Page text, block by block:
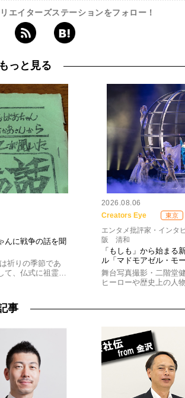
エイターズステーションをフォロー！
っと見る
んに戦争の話を聞
祈りの季節であ
て、仏式に祖霊…
2026.08.06
Creators Eye
東京
エンタメ批評家・インタ
阪 清和
「もしも」から始まる
ル「マドモアゼル・モ
舞台写真撮影・二階堂
ヒーローや歴史上の人
事